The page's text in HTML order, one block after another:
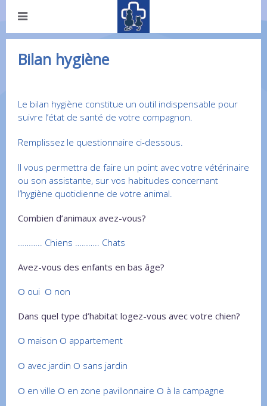
Bilan hygiène
Le bilan hygiène constitue un outil indispensable pour
suivre l’état de santé de votre compagnon.
Remplissez le questionnaire ci-dessous.
Il vous permettra de faire un point avec votre vétérinaire
ou son assistante, sur vos habitudes concernant
l’hygiène quotidienne de votre animal.
Combien d’animaux avez-vous?
……….. Chiens ……….. Chats
Avez-vous des enfants en bas âge?
O oui O non
Dans quel type d’habitat logez-vous avec votre chien?
O maison O appartement
O avec jardin O sans jardin
O en ville O en zone pavillonnaire O à la campagne